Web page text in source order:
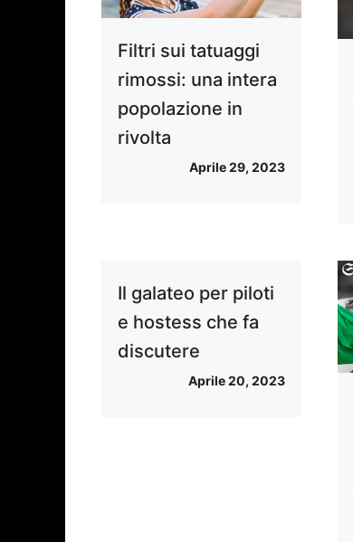
Filtri sui tatuaggi
rimossi: una intera
popolazione in
rivolta
Aprile 29, 2023
Il galateo per piloti
e hostess che fa
discutere
Aprile 20, 2023